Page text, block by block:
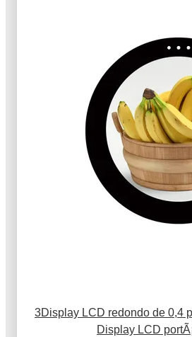
3Display LCD redondo de 0,4
Display LCD